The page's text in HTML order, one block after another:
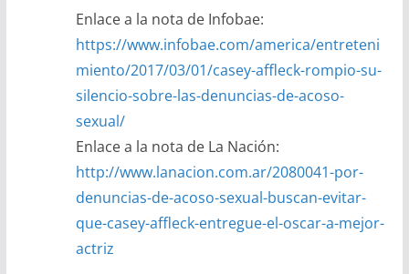
Enlace a la nota de Infobae:
https://www.infobae.com/america/entreteni
miento/2017/03/01/casey-affleck-rompio-su-
silencio-sobre-las-denuncias-de-acoso-
sexual/
Enlace a la nota de La Nación:
http://www.lanacion.com.ar/2080041-por-
denuncias-de-acoso-sexual-buscan-evitar-
que-casey-affleck-entregue-el-oscar-a-mejor-
actriz